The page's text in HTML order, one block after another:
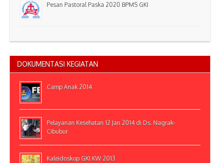
Pesan Pastoral Paska 2020 BPMS GKI
DOKUMENTASI KEGIATAN
Camp Anak 2014
Pelayanan Kesehatan 12 Jan 2014 di Ds. Nagrak-
Cibubur
Kaleidoskop GKI KW 2013